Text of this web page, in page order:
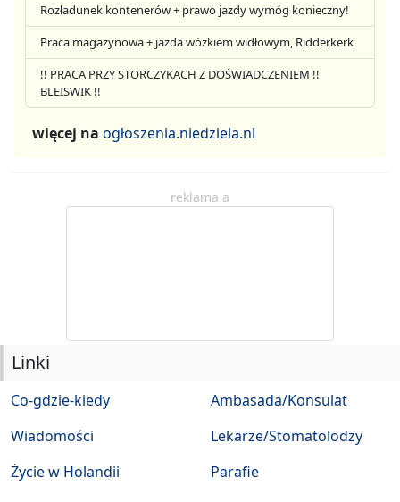
Rozładunek kontenerów + prawo jazdy wymóg konieczny!
Praca magazynowa + jazda wózkiem widłowym, Ridderkerk
!! PRACA PRZY STORCZYKACH Z DOŚWIADCZENIEM !!
BLEISWIK !!
więcej na ogłoszenia.niedziela.nl
reklama a
Linki
Co-gdzie-kiedy
Wiadomości
Życie w Holandii
Ambasada/Konsulat
Lekarze/Stomatolodzy
Parafie